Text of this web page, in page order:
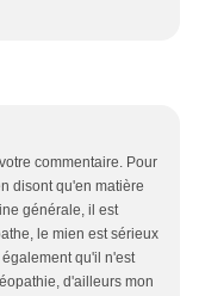
commentaire. Pour
disont qu'en matière
générale, il est
le mien est sérieux
qu'il n'est
d'ailleurs mon